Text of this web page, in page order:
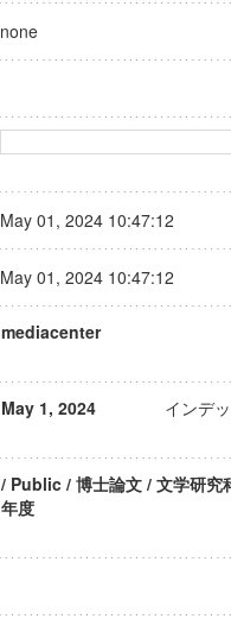
none
May 01, 2024 10:47:12
May 01, 2024 10:47:12
mediacenter
May 1, 2024 インデ
/ Public / 博士論文 / 文学研究
年度